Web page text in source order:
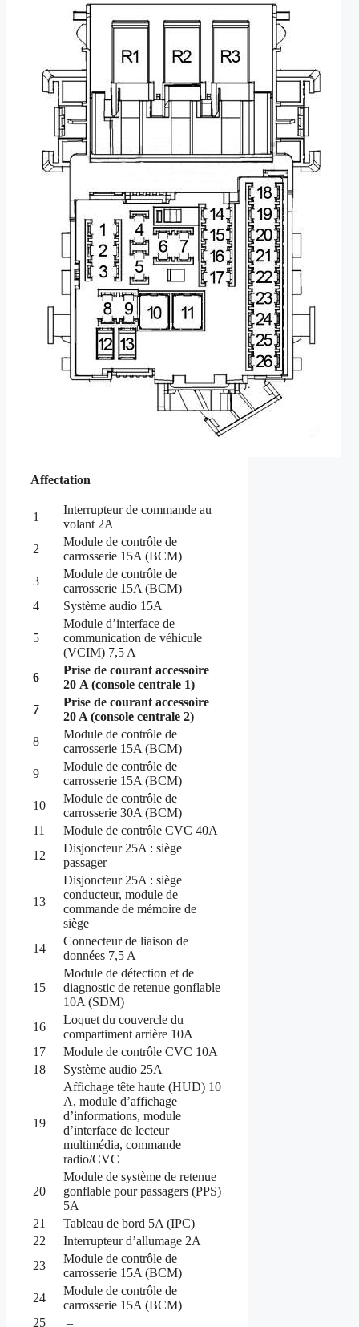
Affectation
1
Interrupteur de commande au
volant 2A
2
Module de contrôle de
carrosserie 15A (BCM)
3
Module de contrôle de
carrosserie 15A (BCM)
4
Système audio 15A
5
Module d’interface de
communication de véhicule
(VCIM) 7,5 A
6
Prise de courant accessoire
20 A (console centrale 1)
7
Prise de courant accessoire
20 A (console centrale 2)
8
Module de contrôle de
carrosserie 15A (BCM)
9
Module de contrôle de
carrosserie 15A (BCM)
10
Module de contrôle de
carrosserie 30A (BCM)
11
Module de contrôle CVC 40A
12
Disjoncteur 25A : siège
passager
13
Disjoncteur 25A : siège
conducteur, module de
commande de mémoire de
siège
14
Connecteur de liaison de
données 7,5 A
15
Module de détection et de
diagnostic de retenue gonflable
10A (SDM)
16
Loquet du couvercle du
compartiment arrière 10A
17
Module de contrôle CVC 10A
18
Système audio 25A
19
Affichage tête haute (HUD) 10
A, module d’affichage
d’informations, module
d’interface de lecteur
multimédia, commande
radio/CVC
20
Module de système de retenue
gonflable pour passagers (PPS)
5A
21
Tableau de bord 5A (IPC)
22
Interrupteur d’allumage 2A
23
Module de contrôle de
carrosserie 15A (BCM)
24
Module de contrôle de
carrosserie 15A (BCM)
25
–